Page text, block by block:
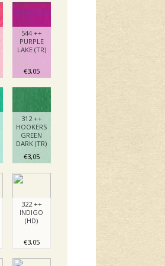
544 ++
PURPLE
LAKE (TR)
€3,05
312 ++
HOOKERS
GREEN
DARK (TR)
€3,05
322 ++
INDIGO
(HD)
€3,05